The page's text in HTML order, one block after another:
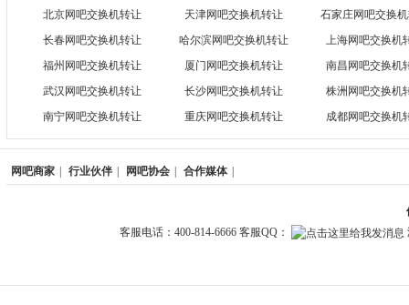
北京网吧交换机转让 天津网吧交换机转让
石家庄网吧交换
长春网吧交换机转让
哈尔滨网吧交换机转让
上海网吧交换机
福州网吧交换机转让
厦门网吧交换机转让
南昌网吧交换机
武汉网吧交换机转让
长沙网吧交换机转让
株洲网吧交换机
南宁网吧交换机转让
重庆网吧交换机转让 成都网吧交换机
网吧商家 行业伙伴 网吧协会 合作媒体
客服电话：400-814-6666 客服QQ：